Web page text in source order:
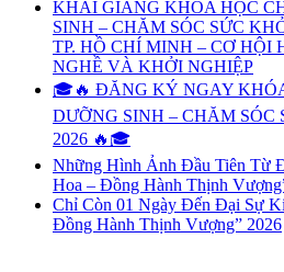
KHAI GIẢNG KHÓA HỌC
SINH – CHĂM SÓC SỨC
TP. HỒ CHÍ MINH – CƠ HỘI
NGHỀ VÀ KHỞI NGHIỆP
🎓🔥 ĐĂNG KÝ NGAY
DƯỠNG SINH – CHĂM SÓC
2026 🔥🎓
Những Hình Ảnh Đầu Tiên Từ
Hoa – Đồng Hành Thịnh
Chỉ Còn 01 Ngày Đến Đại Sự
Đồng Hành Thịnh Vượng” 2026